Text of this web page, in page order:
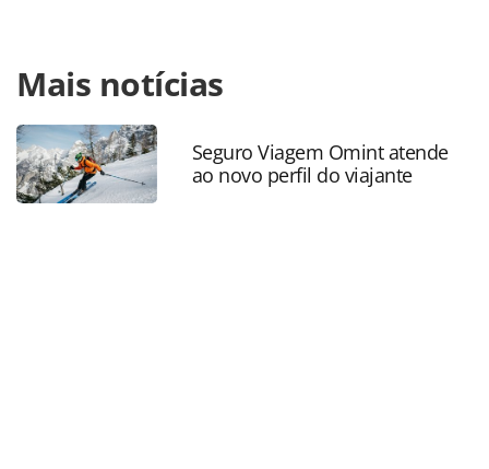
https://www.panrotas.com.br/noticia-
turismo/internacional/2017/02/muro-entre-eua-e-mexico-
devera-ficar-pronto-em-dois-anos_143953.html ou as
ferramentas oferecidas na página. Todo o conteúdo
produzido pela PANROTAS Editora é protegido pela
legislação brasileira sobre direito autoral. Não reproduza o
Mais notícias
Seguro Viagem Omint atende
ao novo perfil do viajante